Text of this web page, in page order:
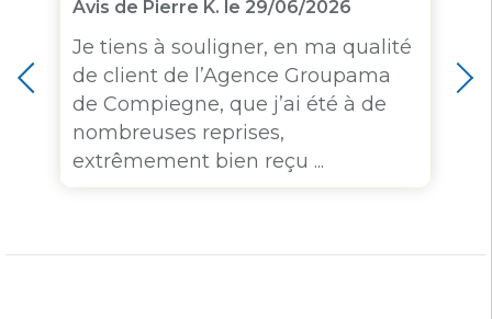
Avis de Pierre K. le 29/06/2026
Je tiens à souligner, en ma qualité
de client de l’Agence Groupama
de Compiegne, que j’ai été à de
nombreuses reprises,
extrêmement bien reçu ...